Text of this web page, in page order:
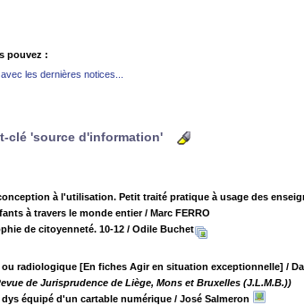
pouvez :
les dernières notices...
clé 'source d'information'
à l'utilisation. Petit traité pratique à usage des
à travers le monde entier/ Marc FERRO
de citoyenneté. 10-12 / Odile Buchet
ou radiologique [En fiches Agir en situation exceptionnelle] /
de Jurisprudence de Liège, Mons et Bruxelles (J.L.M.B.))
équipé d'un cartable numérique / José Salmeron